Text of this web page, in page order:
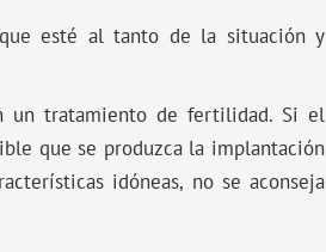
esté al tanto de la situación y
un tratamiento de fertilidad. Si el
que se produzca la implantación
idóneas, no se aconseja